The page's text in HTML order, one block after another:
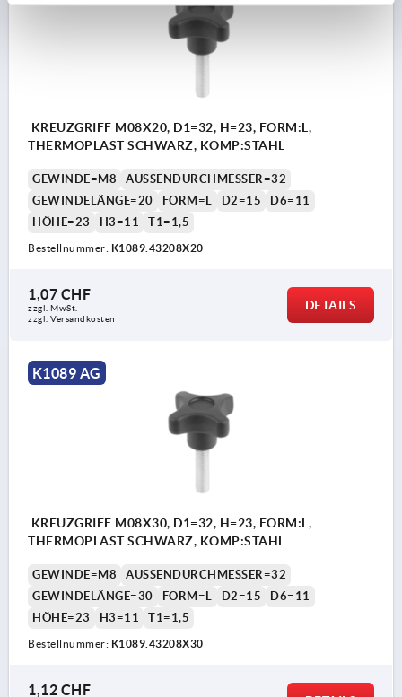
KREUZGRIFF M08X20, D1=32, H=23, FORM:L,
THERMOPLAST SCHWARZ, KOMP:STAHL
GEWINDE=M8
AUSSENDURCHMESSER=32
GEWINDELÄNGE=20
FORM=L D2=15
D6=11
HÖHE=23
H3=11 T1=1,5
Bestellnummer: K1089.43208X20
1,07 CHF
zzgl. MwSt.
zzgl. Versandkosten
DETAILS
K1089 AG
KREUZGRIFF M08X30, D1=32, H=23, FORM:L,
THERMOPLAST SCHWARZ, KOMP:STAHL
GEWINDE=M8
AUSSENDURCHMESSER=32
GEWINDELÄNGE=30
FORM=L D2=15
D6=11
HÖHE=23
H3=11 T1=1,5
Bestellnummer: K1089.43208X30
1,12 CHF